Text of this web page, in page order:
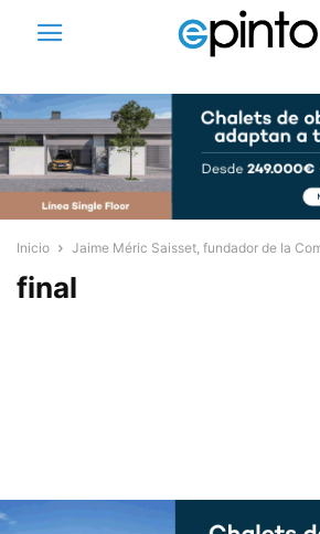
Inicio Jaime Méric Saisset, fundador de la
final